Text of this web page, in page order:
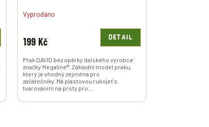
Vyprodáno
199 Kč DETAIL
Prak DAVID bez opěrky italského výrobce
značky Megaline®. Základní model praku,
který je vhodný zejména pro
začátečníky. Má plastovou rukojeť s
tvarováním na prsty pro...